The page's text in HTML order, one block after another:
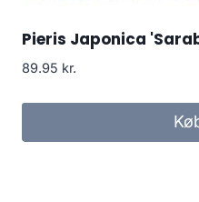
Pieris Japonica
89.95 kr.